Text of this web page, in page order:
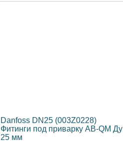
Danfoss DN25 (003Z0228)
Фитинги под приварку AB-QM Ду
25 мм